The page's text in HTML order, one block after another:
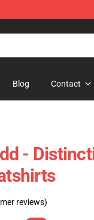
Blog Contact
-
reviews)